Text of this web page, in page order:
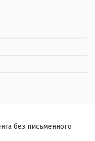
без письменного